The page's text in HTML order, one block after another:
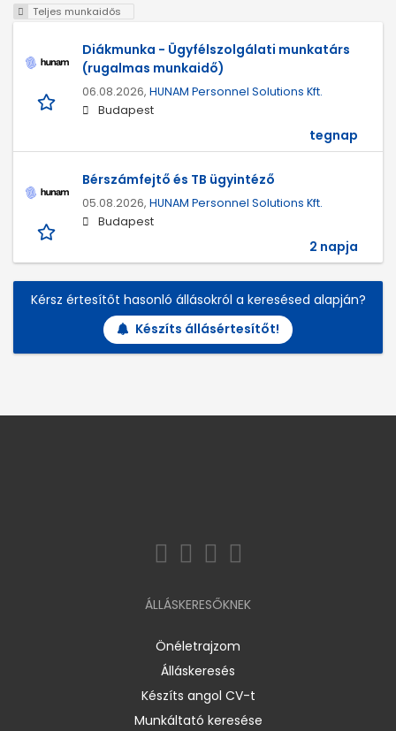
Teljes munkaidős
Diákmunka - Ügyfélszolgálati munkatárs
(rugalmas munkaidő)
06.08.2026, HUNAM Personnel Solutions Kft.
Budapest
tegnap
Bérszámfejtő és TB ügyintéző
05.08.2026, HUNAM Personnel Solutions Kft.
Budapest
2 napja
Kérsz értesítőt hasonló állásokról a keresésed alapján?
Készíts állásértesítőt!
ÁLLÁSKERESŐKNEK
Önéletrajzom
Álláskeresés
Készíts angol CV-t
Munkáltató keresése